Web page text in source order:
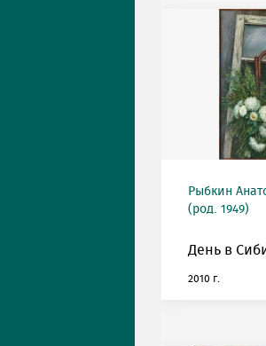
Рыбкин
(род. 1949)
День в
2010 г.